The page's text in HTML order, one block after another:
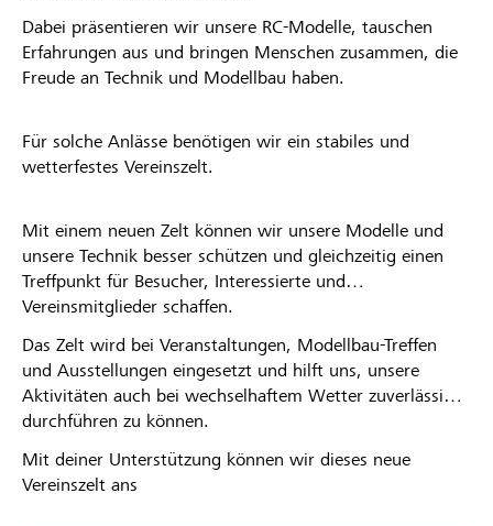
Partner / Raiffeisenbank
Anmelden
DE FR IT
Dabei präsentieren wir unsere RC-Modelle, tauschen
Erfahrungen aus und bringen Menschen zusammen, die
Freude an Technik und Modellbau haben.
Für solche Anlässe benötigen wir ein stabiles und
wetterfestes Vereinszelt.
Mit einem neuen Zelt können wir unsere Modelle und
unsere Technik besser schützen und gleichzeitig einen
Treffpunkt für Besucher, Interessierte und
Vereinsmitglieder schaffen.
Das Zelt wird bei Veranstaltungen, Modellbau-Treffen
und Ausstellungen eingesetzt und hilft uns, unsere
Aktivitäten auch bei wechselhaftem Wetter zuverlässig
durchführen zu können.
Mit deiner Unterstützung können wir dieses neue
Vereinszelt ans